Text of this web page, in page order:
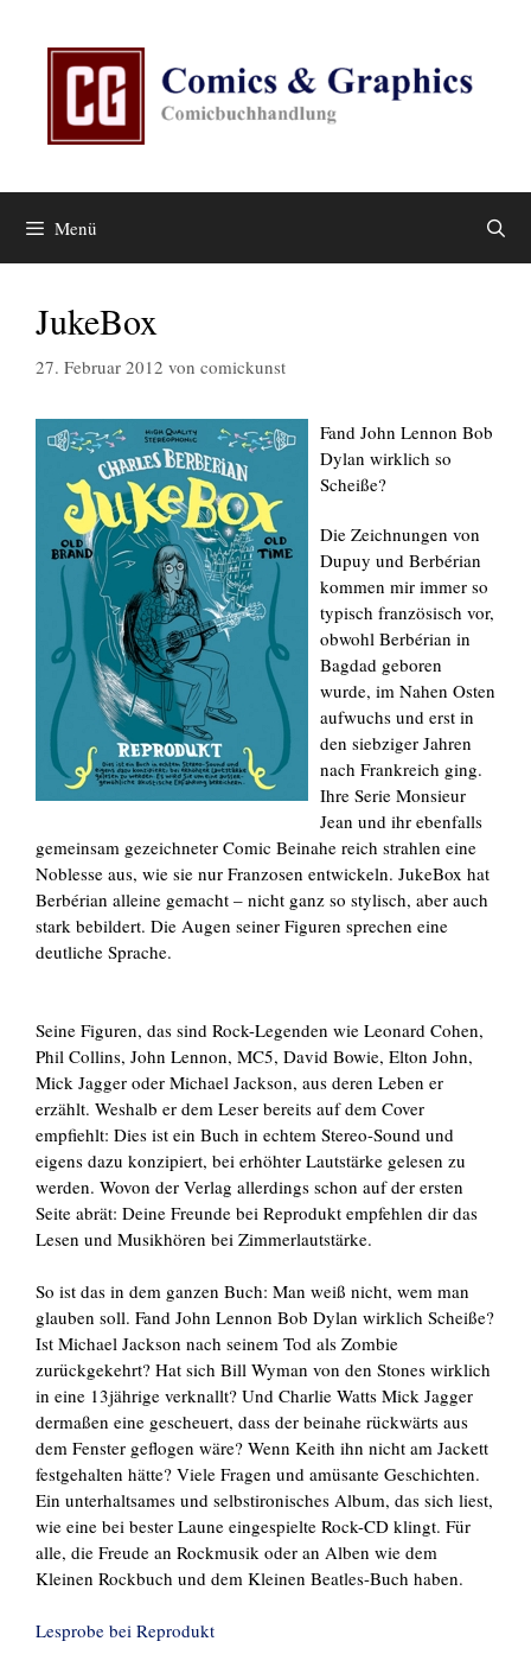
Menü
JukeBox
27. Februar 2012 von comickunst
Fand John Lennon Bob
Dylan wirklich so
Scheiße?
Die Zeichnungen von
Dupuy und Berbérian
kommen mir immer so
typisch französisch vor,
obwohl Berbérian in
Bagdad geboren
wurde, im Nahen Osten
aufwuchs und erst in
den siebziger Jahren
nach Frankreich ging.
Ihre Serie Monsieur
Jean und ihr ebenfalls
gemeinsam gezeichneter Comic Beinahe reich strahlen eine
Noblesse aus, wie sie nur Franzosen entwickeln. JukeBox hat
Berbérian alleine gemacht – nicht ganz so stylisch, aber auch
stark bebildert. Die Augen seiner Figuren sprechen eine
deutliche Sprache.
Seine Figuren, das sind Rock-Legenden wie Leonard Cohen,
Phil Collins, John Lennon, MC5, David Bowie, Elton John,
Mick Jagger oder Michael Jackson, aus deren Leben er
erzählt. Weshalb er dem Leser bereits auf dem Cover
empfiehlt: Dies ist ein Buch in echtem Stereo-Sound und
eigens dazu konzipiert, bei erhöhter Lautstärke gelesen zu
werden. Wovon der Verlag allerdings schon auf der ersten
Seite abrät: Deine Freunde bei Reprodukt empfehlen dir das
Lesen und Musikhören bei Zimmerlautstärke.
So ist das in dem ganzen Buch: Man weiß nicht, wem man
glauben soll. Fand John Lennon Bob Dylan wirklich Scheiße?
Ist Michael Jackson nach seinem Tod als Zombie
zurückgekehrt? Hat sich Bill Wyman von den Stones wirklich
in eine 13jährige verknallt? Und Charlie Watts Mick Jagger
dermaßen eine gescheuert, dass der beinahe rückwärts aus
dem Fenster geflogen wäre? Wenn Keith ihn nicht am Jackett
festgehalten hätte? Viele Fragen und amüsante Geschichten.
Ein unterhaltsames und selbstironisches Album, das sich liest,
wie eine bei bester Laune eingespielte Rock-CD klingt. Für
alle, die Freude an Rockmusik oder an Alben wie dem
Kleinen Rockbuch und dem Kleinen Beatles-Buch haben.
Lesprobe bei Reprodukt